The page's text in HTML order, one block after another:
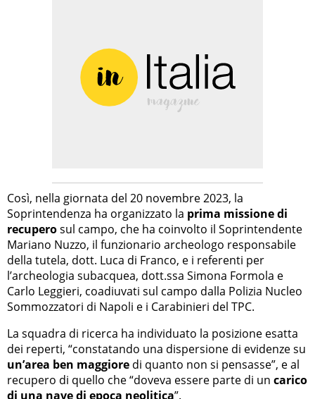
Così, nella giornata del 20 novembre 2023, la
Soprintendenza ha organizzato la prima missione di
recuperosul campo, che ha coinvolto il Soprintendente
Mariano Nuzzo, il funzionario archeologo responsabile
della tutela, dott. Luca di Franco, e i referenti per
l’archeologia subacquea, dott.ssa Simona Formola e
Carlo Leggieri, coadiuvati sul campo dalla Polizia Nucleo
Sommozzatori di Napoli e i Carabinieri del TPC.
La squadra di ricerca ha individuato la posizione esatta
dei reperti, “constatando una dispersione di evidenze su
un’area ben maggiore di quanto non si pensasse”, e al
recupero di quello che “doveva essere parte di un carico
di una nave di epoca neolitica”.